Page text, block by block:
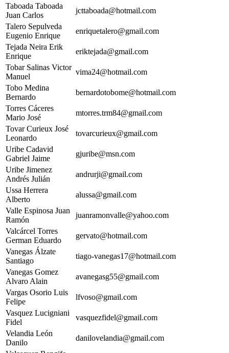
Taboada Taboada
Juan Carlos
jcttaboada@hotmail.com
Talero Sepulveda
Eugenio Enrique
enriquetalero@gmail.com
Tejada Neira Erik
Enrique
eriktejada@gmail.com
Tobar Salinas Victor
Manuel
vima24@hotmail.com
Tobo Medina
Bernardo
bernardotobome@hotmail.com
Torres Cáceres
Mario José
mtorres.trm84@gmail.com
Tovar Curieux José
Leonardo
tovarcurieux@gmail.com
Uribe Cadavid
Gabriel Jaime
gjuribe@msn.com
Uribe Jimenez
Andrés Julián
andrurji@gmail.com
Ussa Herrera
Alberto
alussa@gmail.com
Valle Espinosa Juan
Ramón
juanramonvalle@yahoo.com
Valcárcel Torres
German Eduardo
gervato@hotmail.com
Vanegas Álzate
Santiago
tiago-vanegas17@hotmail.com
Vanegas Gomez
Alvaro Alain
avanegasg55@gmail.com
Vargas Osorio Luis
Felipe
lfvoso@gmail.com
Vasquez Lucigniani
Fidel
vasquezfidel@gmail.com
Velandia León
Danilo
danilovelandia@gmail.com